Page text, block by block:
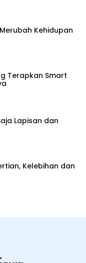
Kehidupan
Terapkan Smart
Lapisan dan
Kelebihan dan